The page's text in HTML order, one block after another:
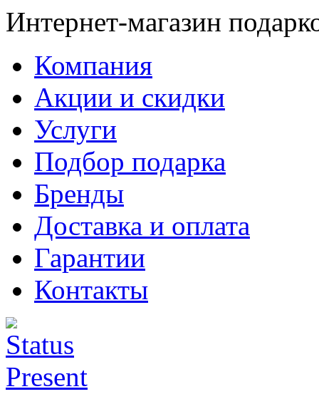
Интернет-магазин
Компания
Акции и скидки
Услуги
Подбор подарка
Бренды
Доставка и оплата
Гарантии
Контакты